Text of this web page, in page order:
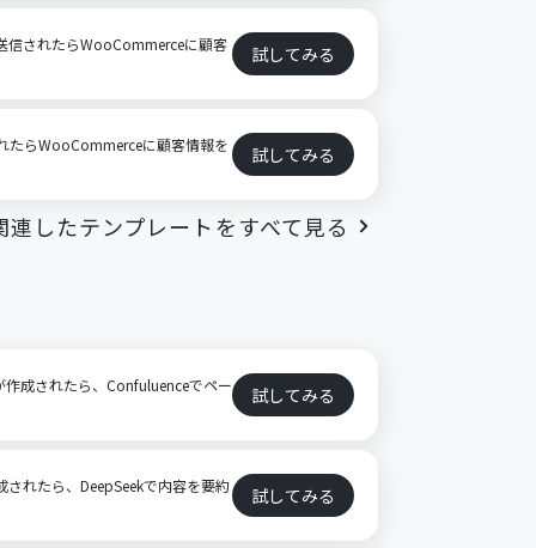
信されたらWooCommerceに顧客 試してみる
たらWooCommerceに顧客情報を 試してみる
連したテンプレートをすべて見る
成されたら、Confuluenceでペー 試してみる
れたら、DeepSeekで内容を要約 試してみる